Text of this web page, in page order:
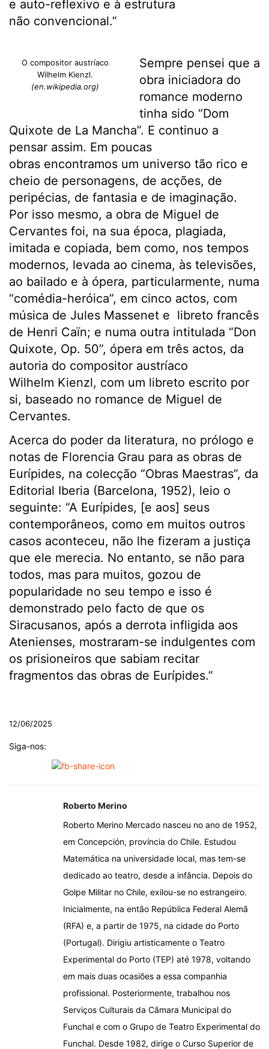
e auto-reflexivo e à estrutura
não convencional.”
O compositor austríaco
Wilhelm Kienzl.
(en.wikipedia.org)
Sempre pensei que a
obra iniciadora do
romance moderno
tinha sido “Dom
Quixote de La Mancha”. E continuo a
pensar assim. Em poucas
obras encontramos um universo tão rico e
cheio de personagens, de acções, de
peripécias, de fantasia e de imaginação.
Por isso mesmo, a obra de Miguel de
Cervantes foi, na sua época, plagiada,
imitada e copiada, bem como, nos tempos
modernos, levada ao cinema, às televisões,
ao bailado e à ópera, particularmente, numa
“comédia-heróica”, em cinco actos, com
música de Jules Massenet e libreto francês
de Henri Caïn; e numa outra intitulada “Don
Quixote, Op. 50”, ópera em três actos, da
autoria do compositor austríaco
Wilhelm Kienzl, com um libreto escrito por
si, baseado no romance de Miguel de
Cervantes.
Acerca do poder da literatura, no prólogo e
notas de Florencia Grau para as obras de
Eurípides, na colecção “Obras Maestras”, da
Editorial Iberia (Barcelona, 1952), leio o
seguinte: “A Eurípides, [e aos] seus
contemporâneos, como em muitos outros
casos aconteceu, não lhe fizeram a justiça
que ele merecia. No entanto, se não para
todos, mas para muitos, gozou de
popularidade no seu tempo e isso é
demonstrado pelo facto de que os
Siracusanos, após a derrota infligida aos
Atenienses, mostraram-se indulgentes com
os prisioneiros que sabiam recitar
fragmentos das obras de Eurípides.”
12/06/2025
Siga-nos:
Roberto Merino
Roberto Merino Mercado nasceu no ano de 1952,
em Concepción, província do Chile. Estudou
Matemática na universidade local, mas tem-se
dedicado ao teatro, desde a infância. Depois do
Golpe Militar no Chile, exilou-se no estrangeiro.
Inicialmente, na então República Federal Alemã
(RFA) e, a partir de 1975, na cidade do Porto
(Portugal). Dirigiu artisticamente o Teatro
Experimental do Porto (TEP) até 1978, voltando
em mais duas ocasiões a essa companhia
profissional. Posteriormente, trabalhou nos
Serviços Culturais da Câmara Municipal do
Funchal e com o Grupo de Teatro Experimental do
Funchal. Desde 1982, dirige o Curso Superior de